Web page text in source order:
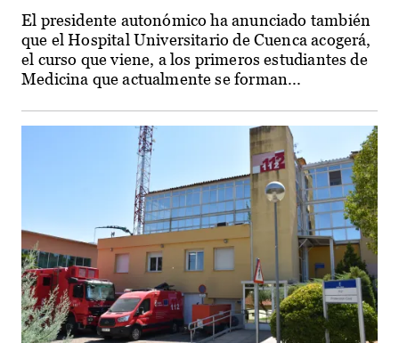
El presidente autonómico ha anunciado también
que el Hospital Universitario de Cuenca acogerá,
el curso que viene, a los primeros estudiantes de
Medicina que actualmente se forman...